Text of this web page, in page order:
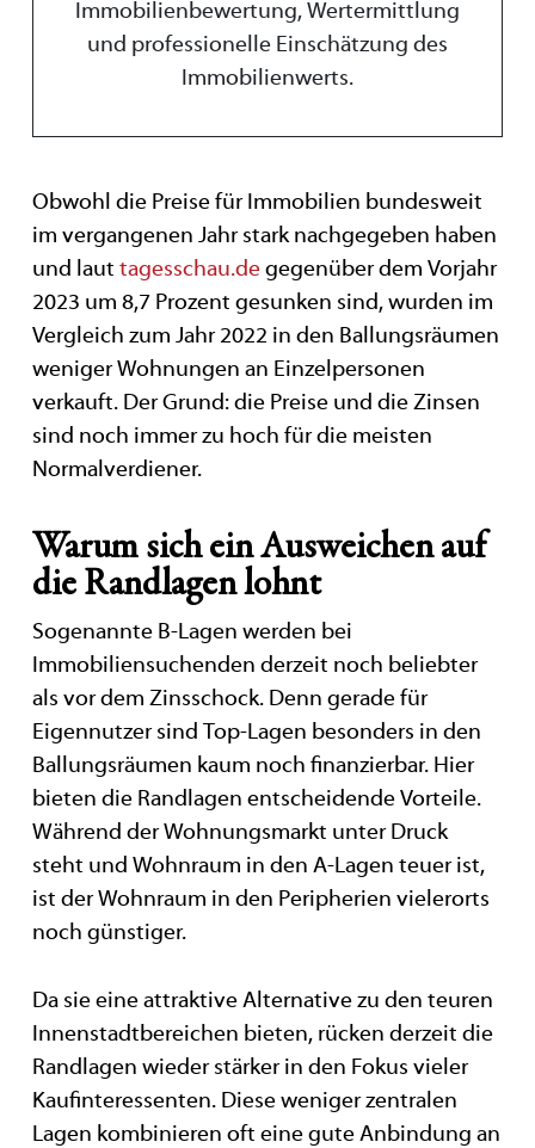
Obwohl die Preise für Immobilien bundesweit
im vergangenen Jahr stark nachgegeben haben
und laut tagesschau.degegenüber dem Vorjahr
2023 um 8,7 Prozent gesunken sind, wurden im
Vergleich zum Jahr 2022 in den Ballungsräumen
weniger Wohnungen an Einzelpersonen
verkauft. Der Grund: die Preise und die Zinsen
sind noch immer zu hoch für die meisten
Normalverdiener.
Warum sich ein Ausweichen auf
die Randlagen lohnt
Sogenannte B-Lagen werden bei
Immobiliensuchenden derzeit noch beliebter
als vor dem Zinsschock. Denn gerade für
Eigennutzer sind Top-Lagen besonders in den
Ballungsräumen kaum noch finanzierbar. Hier
bieten die Randlagen entscheidende Vorteile.
Während der Wohnungsmarkt unter Druck
steht und Wohnraum in den A-Lagen teuer ist,
ist der Wohnraum in den Peripherien vielerorts
noch günstiger.
Da sie eine attraktive Alternative zu den teuren
Innenstadtbereichen bieten, rücken derzeit die
Randlagen wieder stärker in den Fokus vieler
Kaufinteressenten. Diese weniger zentralen
Lagen kombinieren oft eine gute Anbindung an